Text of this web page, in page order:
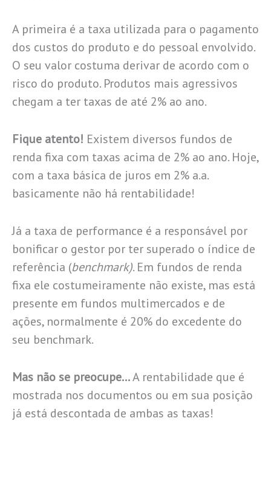
A primeira é a taxa utilizada para o pagamento
dos custos do produto e do pessoal envolvido.
O seu valor costuma derivar de acordo com o
risco do produto. Produtos mais agressivos
chegam a ter taxas de até 2% ao ano.
Fique atento! Existem diversos fundos de
renda fixa com taxas acima de 2% ao ano. Hoje,
com a taxa básica de juros em 2% a.a.
basicamente não há rentabilidade!
Já a taxa de performance é a responsável por
bonificar o gestor por ter superado o índice de
referência (benchmark). Em fundos de renda
fixa ele costumeiramente não existe, mas está
presente em fundos multimercados e de
ações, normalmente é 20% do excedente do
seu benchmark.
Mas não se preocupe…A rentabilidade que é
mostrada nos documentos ou em sua posição
já está descontada de ambas as taxas!